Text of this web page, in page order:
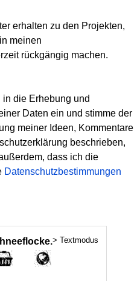
erhalten zu den Projekten,
meinen
rückgängig machen.
die Erhebung und
Daten ein und stimme der
meiner Ideen, Kommentare
beschrieben,
dass ich die
Datenschutzbestimmungen
> Textmodus